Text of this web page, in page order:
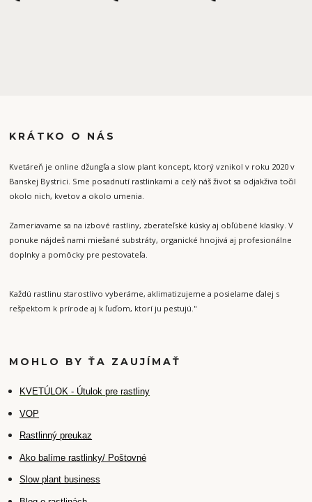
KRÁTKO O NÁS
Kvetáreň je online džungľa a slow plant koncept, ktorý vznikol v roku 2020 v
Banskej Bystrici. Sme posadnutí rastlinkami a celý náš život sa odjakživa točil
okolo nich, kvetov a okolo umenia.
Zameriavame sa na izbové rastliny, zberateľské kúsky aj obľúbené klasiky. V
ponuke nájdeš nami miešané substráty, organické hnojivá aj profesionálne
doplnky a pomôcky pre pestovateľa.
Každú rastlinu starostlivo vyberáme, aklimatizujeme a posielame ďalej s
rešpektom k prírode aj k ľuďom, ktorí ju pestujú."
MOHLO BY ŤA ZAUJÍMAŤ
KVETÚLOK - Útulok pre rastliny
VOP
Rastlinný preukaz
Ako balíme rastlinky/ Poštovné
Slow plant business